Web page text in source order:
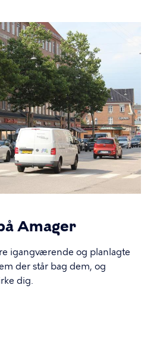
Amager
igangværende og planlagte
der står bag dem, og
dig.